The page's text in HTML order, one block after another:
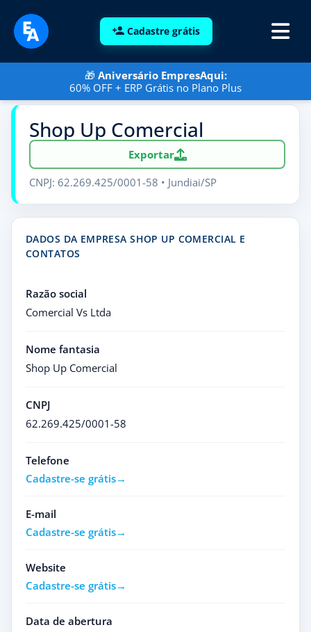
Cadastre grátis
🎁 Aniversário EmpresAqui:
60% OFF + ERP Grátis no Plano Plus
Shop Up Comercial
Exportar
CNPJ: 62.269.425/0001-58 • Jundiai/SP
DADOS DA EMPRESA SHOP UP COMERCIAL E
CONTATOS
Razão social
Comercial Vs Ltda
Nome fantasia
Shop Up Comercial
CNPJ
62.269.425/0001-58
Telefone
Cadastre-se grátis
E-mail
Cadastre-se grátis
Website
Cadastre-se grátis
Data de abertura